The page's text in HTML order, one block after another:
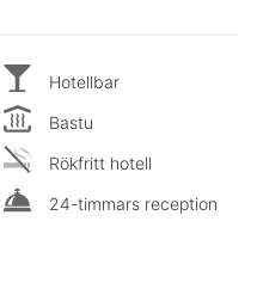
Hotellbar
Bastu
Rökfritt hotell
24-timmars reception